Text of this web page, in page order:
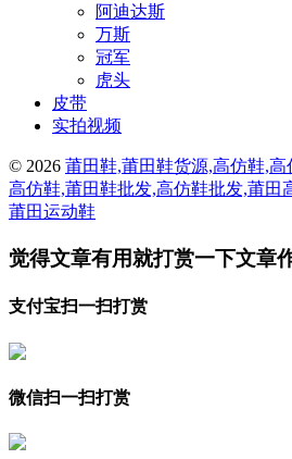
阿迪达斯
万斯
冠军
虎头
皮带
实拍视频
© 2026 莆田鞋,莆田鞋货源,高仿鞋,
高仿鞋,莆田鞋批发,高仿鞋批发,莆田
莆田运动鞋
觉得文章有用就打赏一下文章
支付宝扫一扫打赏
微信扫一扫打赏